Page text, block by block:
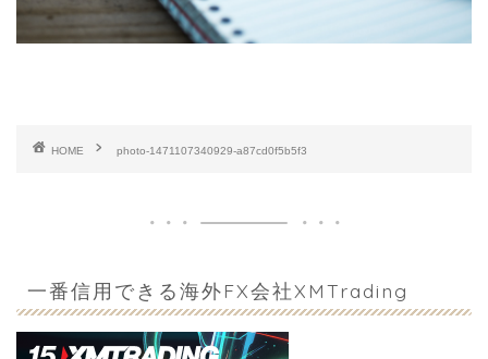
HOME photo-1471107340929-a87cd0f5b5f3
一番信用できる海外FX会社XMTrading